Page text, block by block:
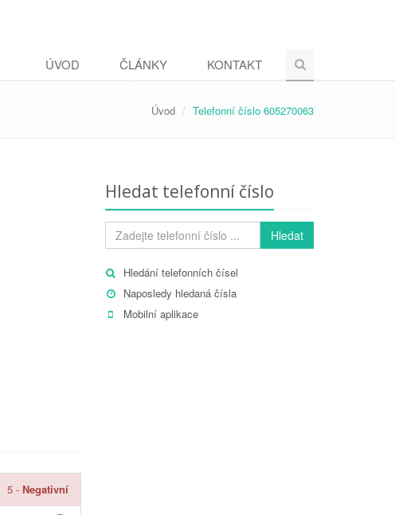
ÚVOD ČLÁNKY KONTAKT
Úvod Telefonní číslo 605270063
5- Negativní
Hledat telefonní číslo
Hledat
Hledání telefonních čísel
Naposledy hledaná čísla
Mobilní aplikace